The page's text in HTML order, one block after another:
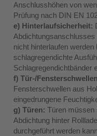
Anschlusshöhen von
Prüfung nach DIN EN
e) Hinterlaufsicherheit:
nicht hinterlaufen
schlagregendichte
Schlagregendichtbänder
f) Tür-/
Fensterschwellen aus
eingedrungene
g) Türen: Türen müssen
Abdichtung hinter
durchgeführt werden